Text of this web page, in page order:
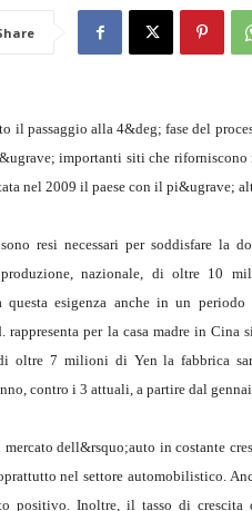
il passaggio alla 4&deg; fase del
importanti siti che
nel 2009 il paese con il pi&ugrave;
resi necessari per soddisfare la
nazionale, di oltre 10
questa esigenza anche in un
rappresenta per la casa madre in
oltre 7 milioni di Yen la fabbrica
contro i 3 attuali, a partire dal
dell&rsquo;auto in costante
nel settore automobilistico.
positivo. Inoltre, il tasso di